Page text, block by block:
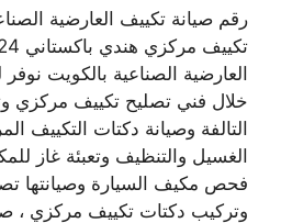
رقم صيانة تكييف العارضية
العارضية الصناعية بالكويت
خلال فني تصليح تكييف مركزي
التالفة وصيانة دكتات التكييف
الغسيل والتنظيف وتعبئة غاز
فحص مكيف السيارة وصيانتها
وتركيب دكتات تكييف مركزي ،